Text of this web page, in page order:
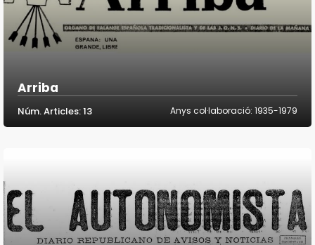
Arriba
Núm. Articles: 13 Anys col·laboració: 1935-1979